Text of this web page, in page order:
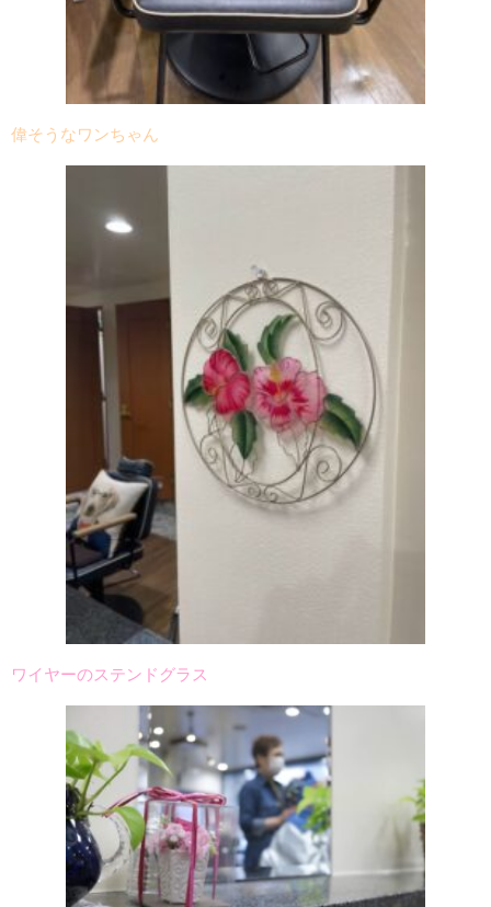
偉そうなワンちゃん
ワイヤーのステンドグラス